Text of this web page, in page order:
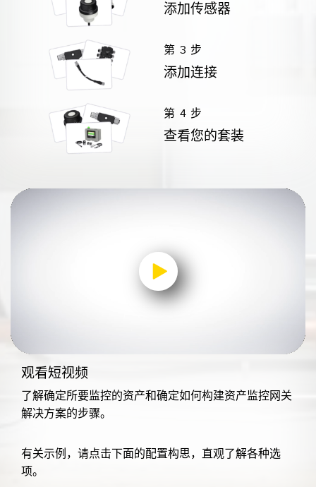
添加传感器
第 3 步
添加连接
第 4 步
查看您的套装
观看短视频
了解确定所要监控的资产和确定如何构建资产监控网关
解决方案的步骤。
有关示例，请点击下面的配置构思，直观了解各种选
项。